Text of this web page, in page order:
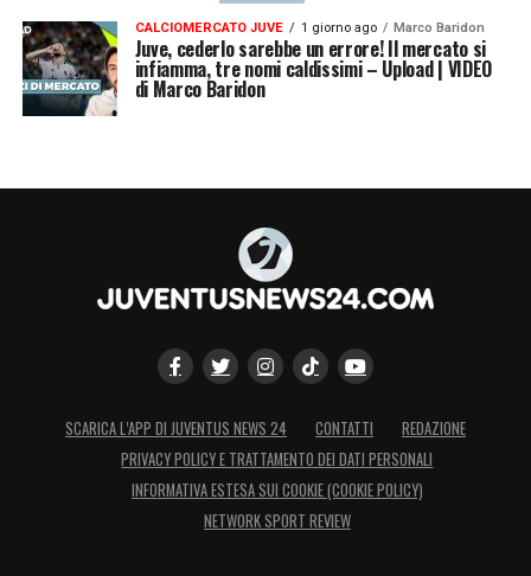
CALCIOMERCATO JUVE 1 giorno ago Marco Baridon
Juve, cederlo sarebbe un errore! Il mercato si
infiamma, tre nomi caldissimi – Upload | VIDEO
di Marco Baridon
SCARICA L’APP DI JUVENTUS NEWS 24 CONTATTI
REDAZIONE
PRIVACY POLICY E TRATTAMENTO DEI DATI PERSONALI
INFORMATIVA ESTESA SUI COOKIE (COOKIE POLICY)
NETWORK SPORT REVIEW